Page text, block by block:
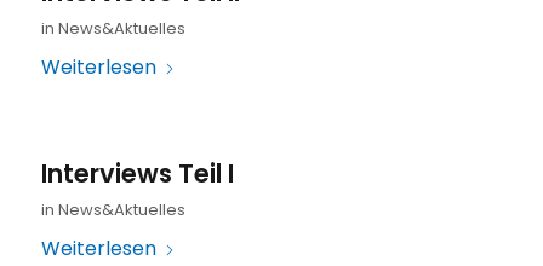
in News&Aktuelles
Weiterlesen
Interviews Teil I
in News&Aktuelles
Weiterlesen